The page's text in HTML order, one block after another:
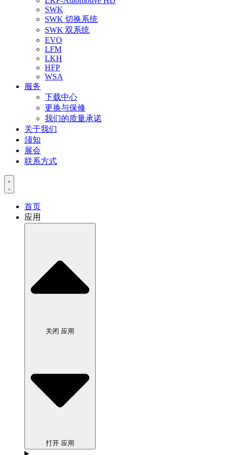
SWK
SWK 切换系统
SWK 双系统
EVO
LFM
LKH
HFP
WSA
服务
下载中心
更换与保修
我们的质量承诺
关于我们
须知
展会
联系方式
首页
应用
关闭 应用
打开 应用